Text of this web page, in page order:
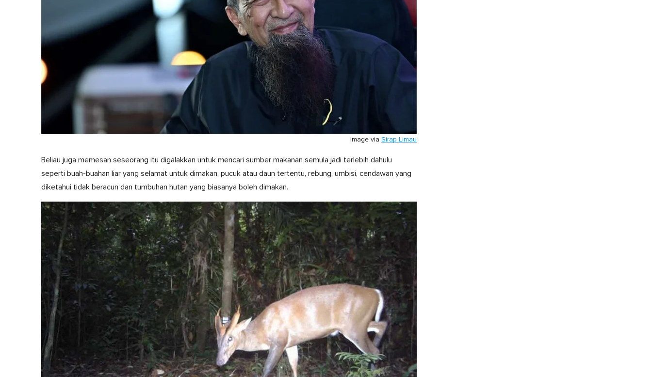
Image via Sirap Limau
Beliau juga memesan seseorang itu digalakkan untuk mencari sumber makanan semula jadi terlebih dahulu
seperti buah-buahan liar yang selamat untuk dimakan, pucuk atau daun tertentu, rebung, umbisi, cendawan yang
diketahui tidak beracun dan tumbuhan hutan yang biasanya boleh dimakan.